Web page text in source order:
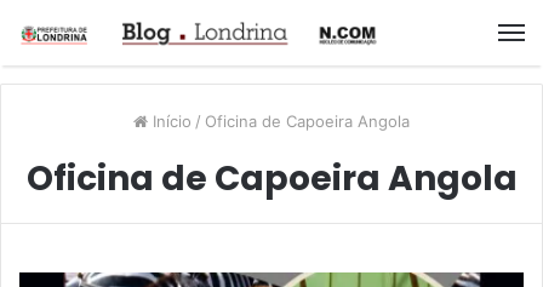
Início / Oficina de Capoeira Angola
Oficina de Capoeira Angola